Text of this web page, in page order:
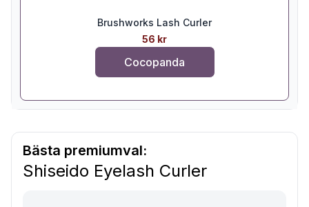
Brushworks Lash Curler
56 kr
Cocopanda
Bästa premiumval:
Shiseido Eyelash Curler